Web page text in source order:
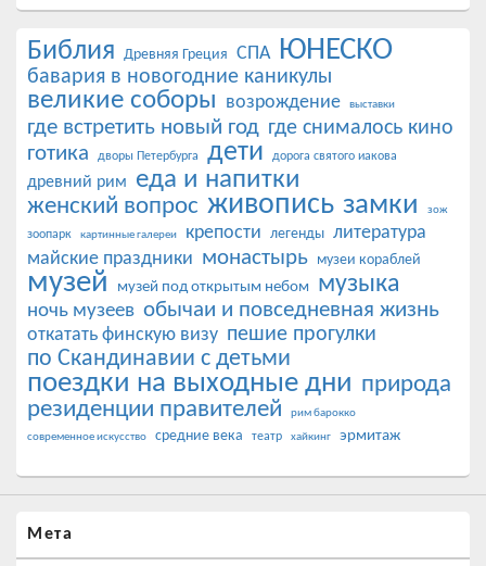
Библия Древняя Греция СПА ЮНЕСКО
бавария в новогодние каникулы
великие соборы возрождение выставки
где встретить новый год где снималось кино
готика дворы Петербурга дети дорога святого иакова
древний рим еда и напитки
женский вопрос живопись замки зож
зоопарк картинные галереи крепости легенды литература
майские праздники монастырь музеи кораблей
музей музей под открытым небом музыка
ночь музеев обычаи и повседневная жизнь
откатать финскую визу пешие прогулки
по Скандинавии с детьми
поездки на выходные дни природа
резиденции правителей
рим барокко
современное искусство
средние века театр хайкинг эрмитаж
Мета